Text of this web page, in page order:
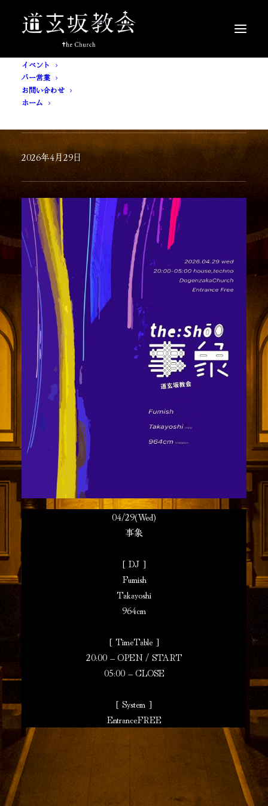
イベント
バー営業
お問い合わせ
ホーム
[ 入場無料 ] 事象
2026年4月29日
04/29(Wed)
事象
[ DJ ]
Fumish
Takayoshi
964cm
[ TimeTable ]
20:00 – OPEN / START
05:00 – CLOSE
[ System ]
EntranceFREE